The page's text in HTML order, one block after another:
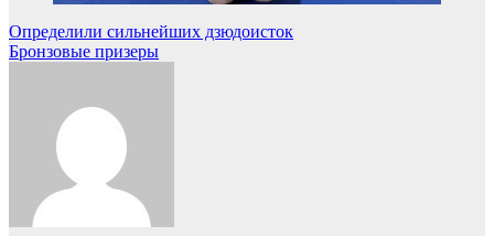
Навигация
по
Определили сильнейших дзюдоисток
Бронзовые призеры